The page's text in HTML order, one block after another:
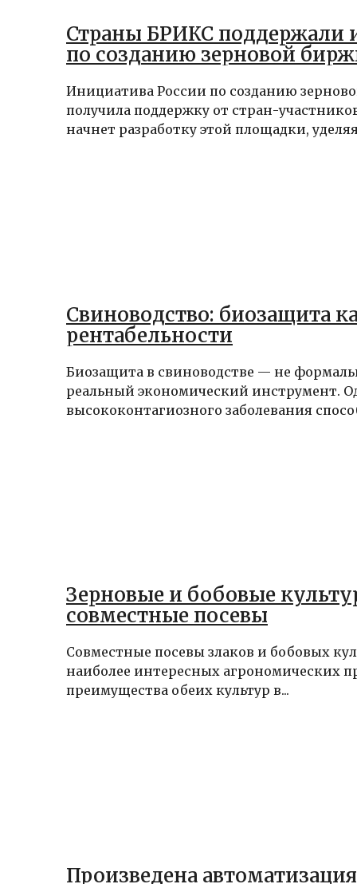
Страны БРИКС поддержали
по созданию зерновой
Инициатива России по созданию
получила поддержку от стран-
начнет разработку этой площадки,
Свиноводство: биозащита
рентабельности
Биозащита в свиноводстве — не
реальный экономический инструмент.
высококонтагиозного заболевания
Зерновые и бобовые
совместные посевы
Совместные посевы злаков и бобовых
наиболее интересных агрономических
преимущества обеих культур в...
Произведена автоматизация